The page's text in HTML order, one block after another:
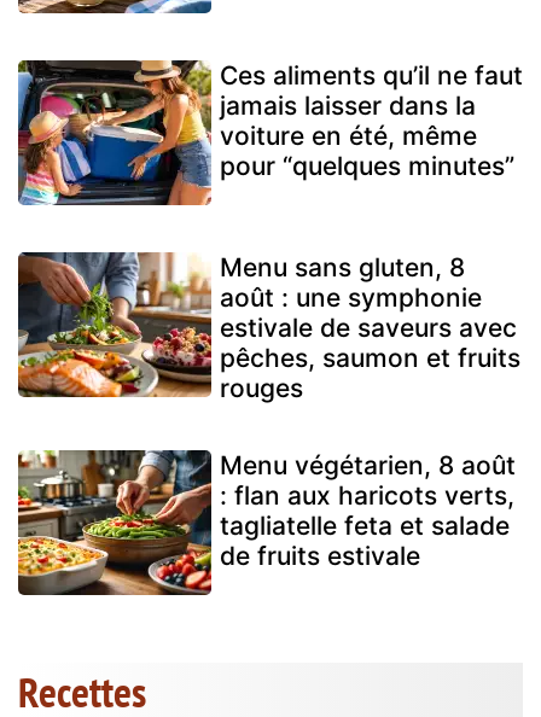
Ces aliments qu’il ne faut
jamais laisser dans la
voiture en été, même
pour “quelques minutes”
Menu sans gluten, 8
août : une symphonie
estivale de saveurs avec
pêches, saumon et fruits
rouges
Menu végétarien, 8 août
: flan aux haricots verts,
tagliatelle feta et salade
de fruits estivale
Recettes